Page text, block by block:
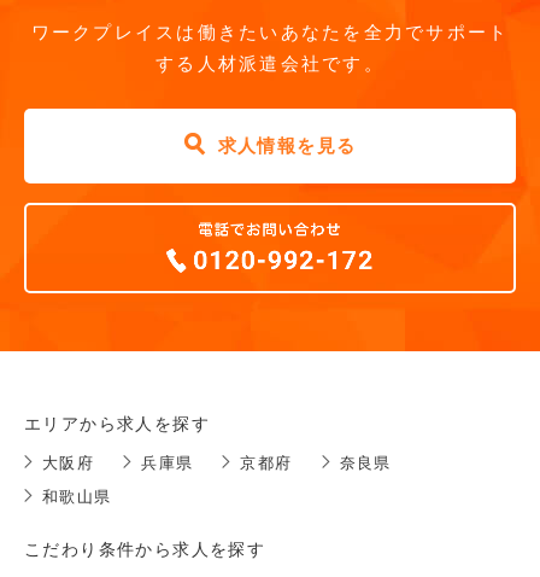
ワークプレイスは働きたいあなたを全力でサポート
する人材派遣会社です。
求人情報を見る
エリアから求人を探す
大阪府 兵庫県 京都府
奈良県
和歌山県
こだわり条件から求人を探す